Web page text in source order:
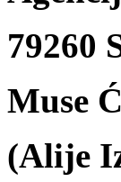
79260
Muse
(Alije